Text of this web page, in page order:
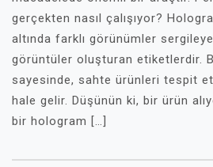
gerçekten nasıl çalışıyor?
altında farklı görünümler
görüntüler oluşturan etiketlerdir.
sayesinde, sahte ürünleri tespit
hale gelir. Düşünün ki, bir ürün
bir hologram […]